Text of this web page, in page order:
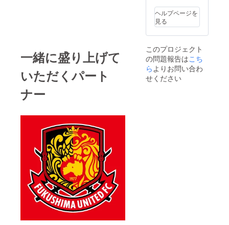
一緒に盛り上げて
いただくパート
ナー
ン、そ
して本
しない
と入手
するこ
とがで
きない
感謝を
込めて
我々福
島青年
メン
バーで
一生懸
命制作
で奉納
するわ
らじを
返礼品
し大き
なわら
じを製
作いた
しま
ギー表
示」に
ついて
は、原
び添加
物等の
食品表
示はお
届け商
ヘルプページを
見る
このプロジェクト
の問題報告はこち
らよりお問い合わ
せください